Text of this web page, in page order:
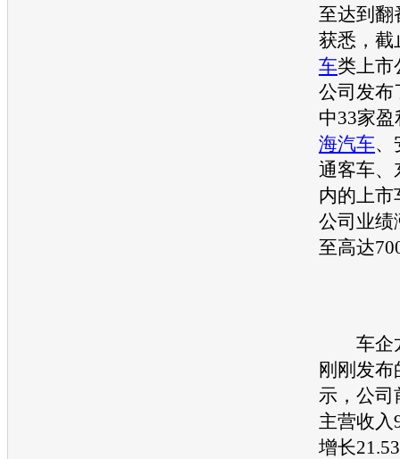
至达到翻
获悉，截
车类上市
公司发布
中33家
海汽车、
通客车、
内的上市
公司业绩
至高达
车企
刚刚发
示，公司
主营收入
增长